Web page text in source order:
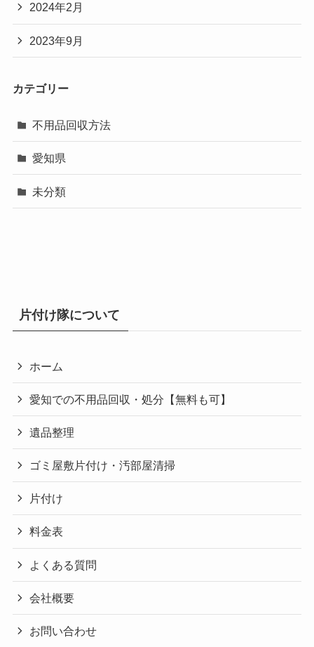
2024年2月
2023年9月
カテゴリー
不用品回収方法
愛知県
未分類
片付け隊について
ホーム
愛知での不用品回収・処分【無料も可】
遺品整理
ゴミ屋敷片付け・汚部屋清掃
片付け
料金表
よくある質問
会社概要
お問い合わせ